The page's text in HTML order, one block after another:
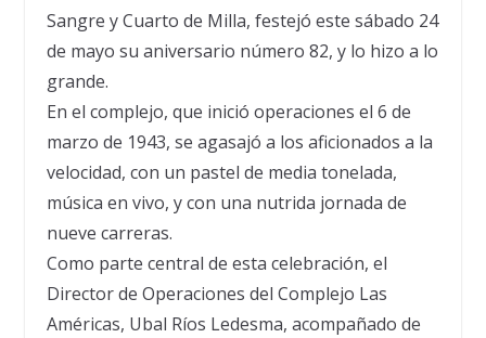
Sangre y Cuarto de Milla, festejó este sábado 24
de mayo su aniversario número 82, y lo hizo a lo
grande.
En el complejo, que inició operaciones el 6 de
marzo de 1943, se agasajó a los aficionados a la
velocidad, con un pastel de media tonelada,
música en vivo, y con una nutrida jornada de
nueve carreras.
Como parte central de esta celebración, el
Director de Operaciones del Complejo Las
Américas, Ubal Ríos Ledesma, acompañado de